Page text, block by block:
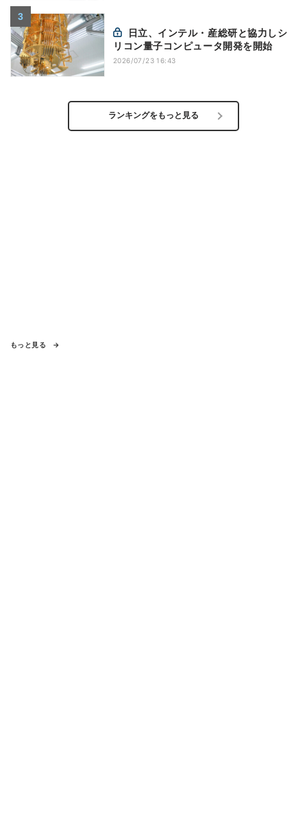
リコン量子コンピュータ開発を開始
2026/07/23 16:43
ランキングをもっと見る
もっと見る